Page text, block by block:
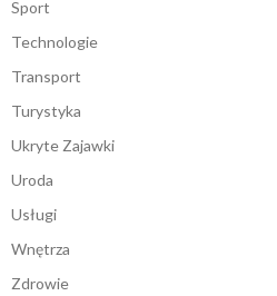
Sport
Technologie
Transport
Turystyka
Ukryte Zajawki
Uroda
Usługi
Wnętrza
Zdrowie